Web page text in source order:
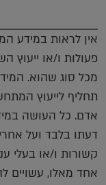
אין לראות במידע
פעולות ו/או ייעוץ
מכל סוג שהוא.
תחליף לייעוץ
אדם. כל העושה
דעתו בלבד ועל
קשורות ו/או בעלי
אחד מאלו, עשויים